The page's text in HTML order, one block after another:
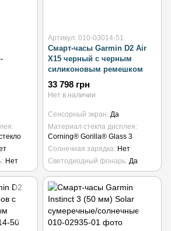
Нет
Артикул: 010-03014-51
Смарт-часы Garmin D2 Air
X15 черный с черным
силиконовым ремешком
33 798 грн
Нет в наличии
Сенсорный экран Да
Материал стекла дисплея
Corning® Gorilla® Glass 3
Солнечная зарядка Нет
Светодиодный фонарь Да